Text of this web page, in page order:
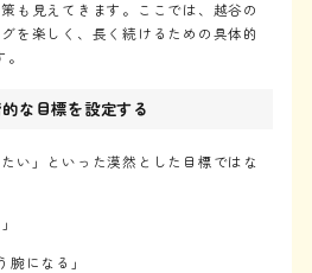
も見えてきます。ここでは、越谷の
を楽しく、長く続けるための具体的
な目標を設定する
い」といった漠然とした目標ではな
腕になる」